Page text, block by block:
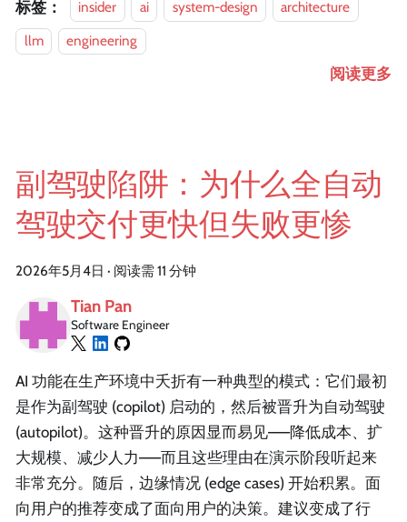
标签： insider ai system-design
architecture
llm
engineering
阅读更多
副驾驶陷阱：为什么全自动
驾驶交付更快但失败更惨
2026年5月4日 · 阅读需 11 分钟
Tian Pan
Software Engineer
AI 功能在生产环境中夭折有一种典型的模式：它们最初
是作为副驾驶 (copilot) 启动的，然后被晋升为自动驾驶
(autopilot)。这种晋升的原因显而易见——降低成本、扩
大规模、减少人力——而且这些理由在演示阶段听起来
非常充分。随后，边缘情况 (edge cases) 开始积累。面
向用户的推荐变成了面向用户的决策。建议变成了行